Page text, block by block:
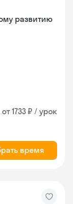
развитию
от 1733 ₽ / урок
время